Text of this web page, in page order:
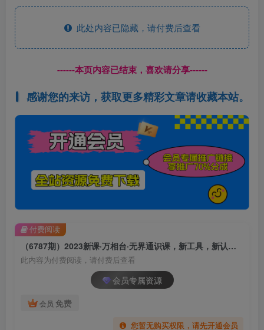
此处内容已隐藏，请付费后查看
------本页内容已结束，喜欢请分享------
感谢您的来访，获取更多精彩文章请收藏本站。
（6787期）2023新课·万相台·无界通识课，新工具，新认知，新玩法！
此内容为付费阅读，请付费后查看
会员专属资源
会员 免费
您暂无购买权限，请先开通会员
付费阅读